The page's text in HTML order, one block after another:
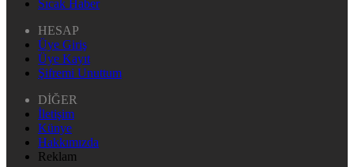
Sıcak Haber
HESAP
Üye Giriş
Üye Kayıt
Şifremi Unuttum
DİĞER
İletişim
Künye
Hakkımızda
Reklam